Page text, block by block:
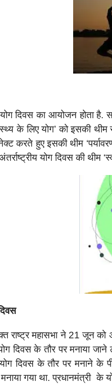
दिवस का आयोजन होता
के लिए योग’ को इसकी
करते हुए इसकी थीम
योग दिवस की थीम
महासभा ने 21 जून को
दिवस के तौर पर मनाया
योग दिवस के तौर पर मनाने
गया था. प्रधानमंत्री के